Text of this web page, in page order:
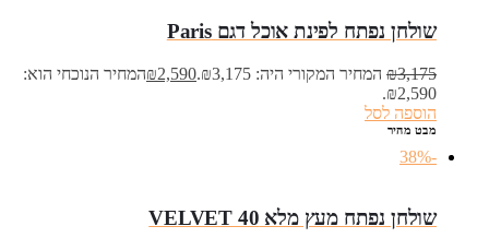
שולחן נפתח לפינת אוכל דגם Paris
₪3,175 המחיר המקורי היה: ₪3,175. ₪2,590
המחיר הנוכחי הוא:
₪2,590.
הוספה לסל
מבט מהיר
-38%
שולחן נפתח מעץ מלא VELVET 40